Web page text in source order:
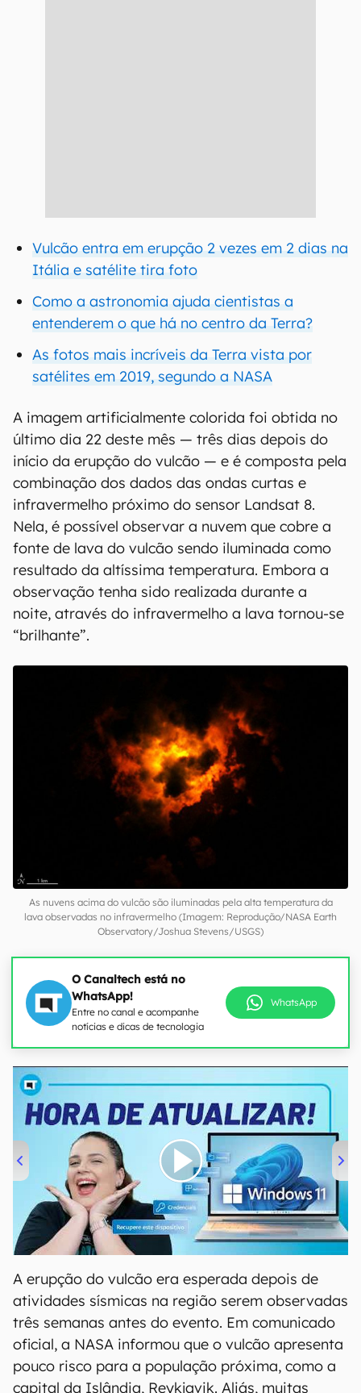
Vulcão entra em erupção 2 vezes em 2 dias na
Itália e satélite tira foto
Como a astronomia ajuda cientistas a
entenderem o que há no centro da Terra?
As fotos mais incríveis da Terra vista por
satélites em 2019, segundo a NASA
A imagem artificialmente colorida foi obtida no
último dia 22 deste mês — três dias depois do
início da erupção do vulcão — e é composta pela
combinação dos dados das ondas curtas e
infravermelho próximo do sensor Landsat 8.
Nela, é possível observar a nuvem que cobre a
fonte de lava do vulcão sendo iluminada como
resultado da altíssima temperatura. Embora a
observação tenha sido realizada durante a
noite, através do infravermelho a lava tornou-se
“brilhante”.
As nuvens acima do vulcão são iluminadas pela alta temperatura da
lava observadas no infravermelho (Imagem: Reprodução/NASA Earth
Observatory/Joshua Stevens/USGS)
O Canaltech está no
WhatsApp!
Entre no canal e acompanhe
notícias e dicas de tecnologia
WhatsApp
00:00 04:52
A erupção do vulcão era esperada depois de
atividades sísmicas na região serem observadas
três semanas antes do evento. Em comunicado
oficial, a NASA informou que o vulcão apresenta
pouco risco para a população próxima, como a
capital da Islândia, Reykjavik. Aliás, muitas